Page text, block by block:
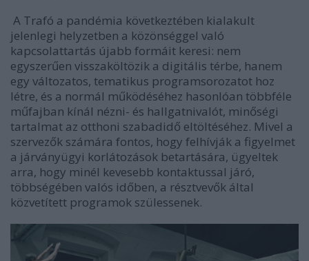
A Trafó a pandémia következtében kialakult
jelenlegi helyzetben a közönséggel való
kapcsolattartás újabb formáit keresi: nem
egyszerűen visszaköltözik a digitális térbe, hanem
egy változatos, tematikus programsorozatot hoz
létre, és a normál működéséhez hasonlóan többféle
műfajban kínál nézni- és hallgatnivalót, minőségi
tartalmat az otthoni szabadidő eltöltéséhez. Mivel a
szervezők számára fontos, hogy felhívják a figyelmet
a járványügyi korlátozások betartására, ügyeltek
arra, hogy minél kevesebb kontaktussal járó,
többségében valós időben, a résztvevők által
közvetített programok szülessenek.